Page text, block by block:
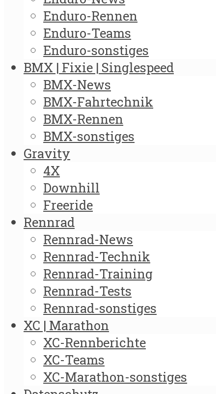
Enduro-Rennen
Enduro-Teams
Enduro-sonstiges
BMX | Fixie | Singlespeed
BMX-News
BMX-Fahrtechnik
BMX-Rennen
BMX-sonstiges
Gravity
4X
Downhill
Freeride
Rennrad
Rennrad-News
Rennrad-Technik
Rennrad-Training
Rennrad-Tests
Rennrad-sonstiges
XC | Marathon
XC-Rennberichte
XC-Teams
XC-Marathon-sonstiges